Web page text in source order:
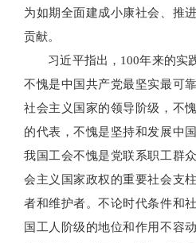
为如期全面建成小康社会、推
贡献。
习近平指出，100年来的实
不愧是中国共产党最坚实最可
社会主义国家的领导阶级，不
的代表，不愧是坚持和发展中
我国工会不愧是党联系职工群
会主义国家政权的重要社会支
者和维护者。不论时代条件和
国工人阶级的地位和作用不容